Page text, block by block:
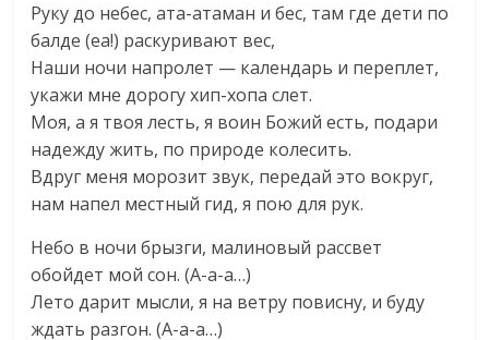
Руку до небес, ата-атаман и бес, там где дети по
балде (еа!) раскуривают вес,
Наши ночи напролет — календарь и переплет,
укажи мне дорогу хип-хопа слет.
Моя, а я твоя лесть, я воин Божий есть, подари
надежду жить, по природе колесить.
Вдруг меня морозит звук, передай это вокруг,
нам напел местный гид, я пою для рук.
Небо в ночи брызги, малиновый рассвет
обойдет мой сон. (А-а-а…)
Лето дарит мысли, я на ветру повисну, и буду
ждать разгон. (А-а-а…)